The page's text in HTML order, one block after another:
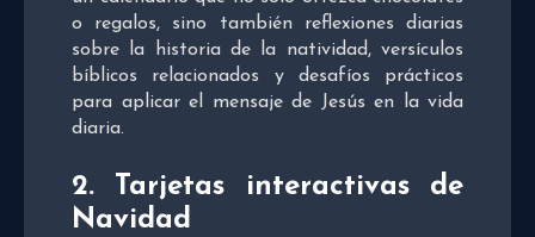
o regalos, sino también reflexiones diarias
sobre la historia de la natividad, versículos
bíblicos relacionados y desafíos prácticos
para aplicar el mensaje de Jesús en la vida
diaria.
2. Tarjetas interactivasde
Navidad